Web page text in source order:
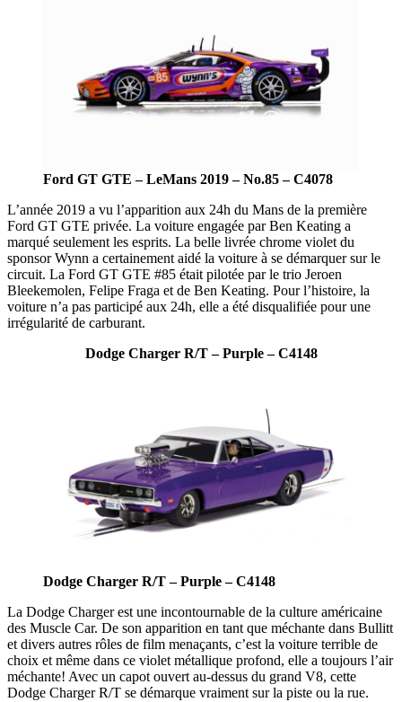
Ford GT GTE – LeMans 2019 – No.85 – C4078
L’année 2019 a vu l’apparition aux 24h du Mans de la première
Ford GT GTE privée. La voiture engagée par Ben Keating a
marqué seulement les esprits. La belle livrée chrome violet du
sponsor Wynn a certainement aidé la voiture à se démarquer sur le
circuit. La Ford GT GTE #85 était pilotée par le trio Jeroen
Bleekemolen, Felipe Fraga et de Ben Keating. Pour l’histoire, la
voiture n’a pas participé aux 24h, elle a été disqualifiée pour une
irrégularité de carburant.
Dodge Charger R/T – Purple – C4148
Dodge Charger R/T – Purple – C4148
La Dodge Charger est une incontournable de la culture américaine
des Muscle Car. De son apparition en tant que méchante dans Bullitt
et divers autres rôles de film menaçants, c’est la voiture terrible de
choix et même dans ce violet métallique profond, elle a toujours l’air
méchante! Avec un capot ouvert au-dessus du grand V8, cette
Dodge Charger R/T se démarque vraiment sur la piste ou la rue.